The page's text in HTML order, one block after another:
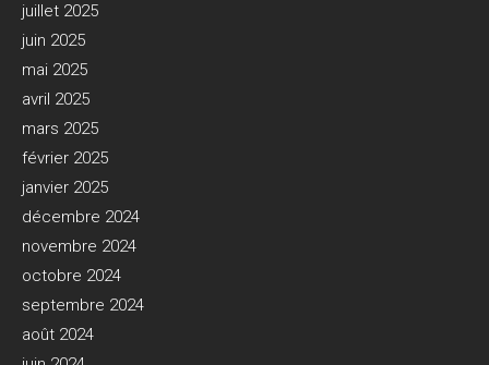
juillet 2025
juin 2025
mai 2025
avril 2025
mars 2025
février 2025
janvier 2025
décembre 2024
novembre 2024
octobre 2024
septembre 2024
août 2024